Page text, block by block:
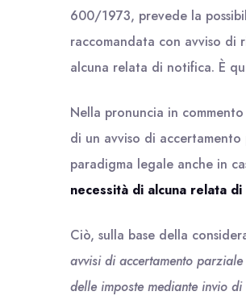
600/1973, prevede la
raccomandata con avviso di
alcuna relata di notifica. È
Nella pronuncia in
di un avviso di accertamento
paradigma legale anche in
necessità di alcuna relata
Ciò, sulla base della
avvisi di accertamento
delle imposte mediante invio